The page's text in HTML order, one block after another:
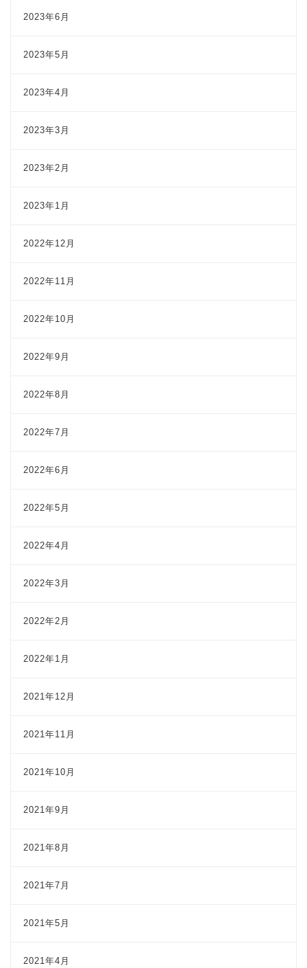
2023年6月
2023年5月
2023年4月
2023年3月
2023年2月
2023年1月
2022年12月
2022年11月
2022年10月
2022年9月
2022年8月
2022年7月
2022年6月
2022年5月
2022年4月
2022年3月
2022年2月
2022年1月
2021年12月
2021年11月
2021年10月
2021年9月
2021年8月
2021年7月
2021年5月
2021年4月